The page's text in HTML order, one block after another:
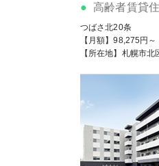
高齢者賃貸
つばさ北20条
【月額】98,275円～
【所在地】札幌市